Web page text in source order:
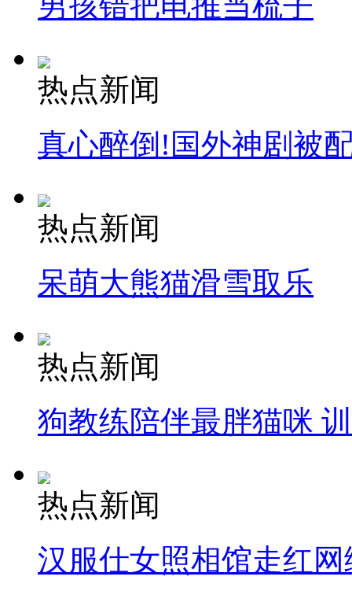
热点新闻
真心醉倒!国外神剧被
热点新闻
呆萌大熊猫滑雪取乐
热点新闻
狗教练陪伴最胖猫咪
热点新闻
汉服仕女照相馆走红网